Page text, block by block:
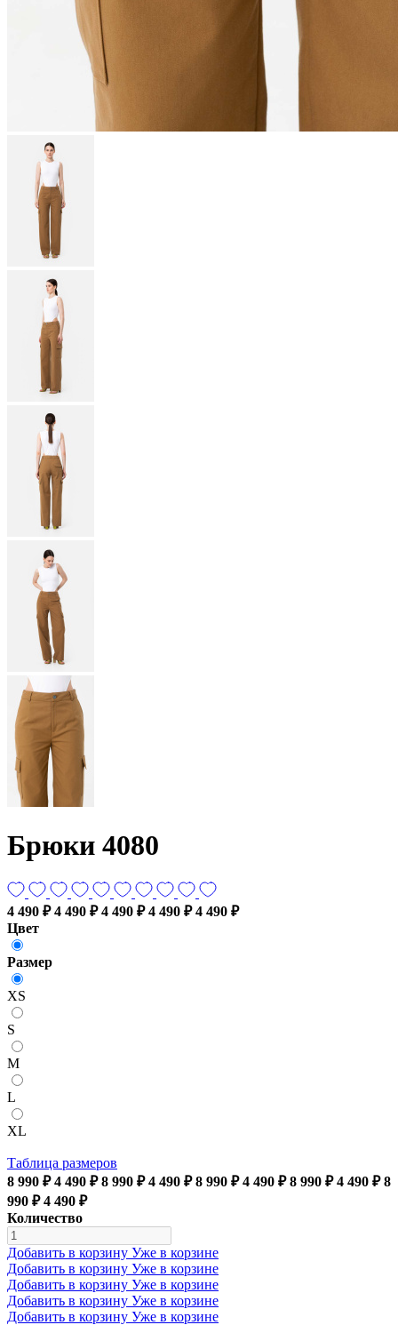
Брюки 4080
4 490 ₽ 4 490 ₽ 4 490 ₽ 4 490 ₽ 4 490 ₽
Цвет
Размер
XS
S
M
L
XL
Таблица размеров
8 990 ₽ 4 490 ₽ 8 990 ₽ 4 490 ₽ 8 990 ₽ 4 490 ₽ 8 990 ₽ 4 490 ₽ 8
990 ₽ 4 490 ₽
Количество
Добавить в корзину Уже в корзине
Добавить в корзину Уже в корзине
Добавить в корзину Уже в корзине
Добавить в корзину Уже в корзине
Добавить в корзину Уже в корзине